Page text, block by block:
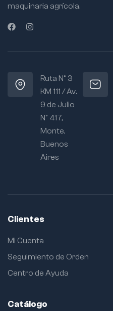
maquinaria agrícola.
Ruta N° 3
KM 111 / Av.
9 de Julio
N° 417,
Monte,
Buenos
Aires
Clientes
Mi Cuenta
Seguimiento de Orden
Centro de Ayuda
Catálogo